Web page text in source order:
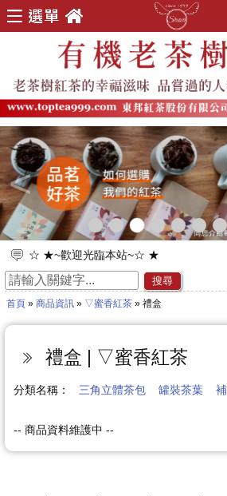
<
☆ ★~歡迎光臨本站~☆ ★
☆ ★~歡迎您到留言版給我們加油打氣
搜尋
首頁» 商品資訊» ▽蜜香紅茶» 禮盒
禮盒 | ▽蜜香紅茶
分類名稱： 三角立體茶包 罐裝茶葉
-- 商品資料維護中 --